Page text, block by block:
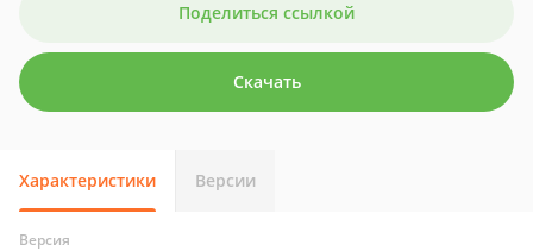
Поделиться ссылкой
Скачать
Характеристики Версии
Версия